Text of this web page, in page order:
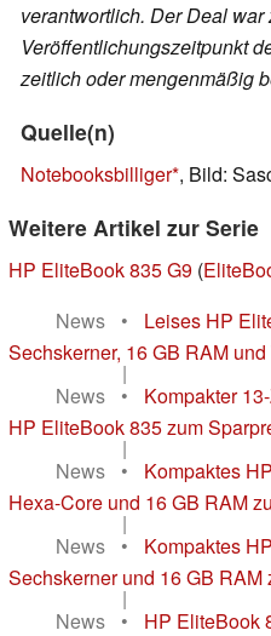
verantwortlich. Der Deal war
Veröffentlichungszeitpunkt
zeitlich oder mengenmäßig
Quelle(n)
Notebooksbilliger , Bild:
Weitere Artikel zur Serie
HP EliteBook 835 G9 (
News
•
Leises HP
Sechskerner, 16 GB RAM
|
News
•
Kompakter
HP EliteBook 835 zum
|
News
•
Kompaktes
Hexa-Core und 16 GB RAM
|
News
•
Kompaktes
Sechskerner und 16 GB RAM
|
News
•
HP EliteBook